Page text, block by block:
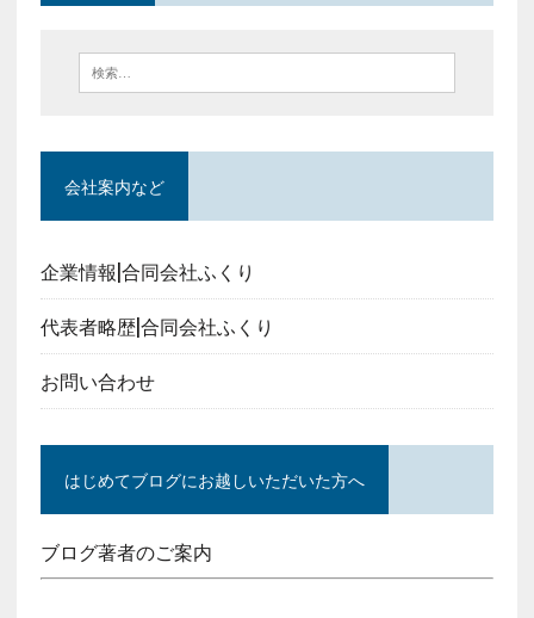
会社案内など
企業情報|合同会社ふくり
代表者略歴|合同会社ふくり
お問い合わせ
はじめてブログにお越しいただいた方へ
ブログ著者のご案内